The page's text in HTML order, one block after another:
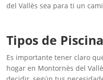
del Vallès sea para ti un
Tipos de
Es importante tener claro
hogar en Montornès del